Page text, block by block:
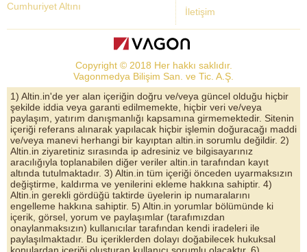
İletişim
Cumhuriyet Altını
Dolar Kuru
Altın Yorumları
Döviz Kurları
Çeyrek Altın
Bitcoin
Euro/Dolar Parite
Sterlin
Döviz Arşivi
Copyright © 2018 Her hakkı saklıdır.
Vagonmedya Bilişim San. ve Tic. A.Ş.
1) Altin.in'de yer alan içeriğin doğru ve/veya güncel olduğu hiçbir
şekilde iddia veya garanti edilmemekte, hiçbir veri ve/veya
paylaşım, yatırım danışmanlığı kapsamına girmemektedir. Sitenin
içeriği referans alınarak yapılacak hiçbir işlemin doğuracağı maddi
ve/veya manevi herhangi bir kayıptan altin.in sorumlu değildir. 2)
Altin.in ziyaretiniz sırasında ip adresiniz ve bilgisayarınız
aracılığıyla toplanabilen diğer veriler altin.in tarafından kayıt
altında tutulmaktadır. 3) Altin.in tüm içeriği önceden uyarmaksızın
değiştirme, kaldırma ve yenilerini ekleme hakkına sahiptir. 4)
Altin.in gerekli gördüğü taktirde üyelerin ip numaralarını
engelleme hakkına sahiptir. 5) Altin.in yorumlar bölümünde ki
içerik, görsel, yorum ve paylaşımlar (tarafımızdan
onaylanmaksızın) kullanıcılar tarafından kendi iradeleri ile
paylaşılmaktadır. Bu içeriklerden dolayı doğabilecek hukuksal